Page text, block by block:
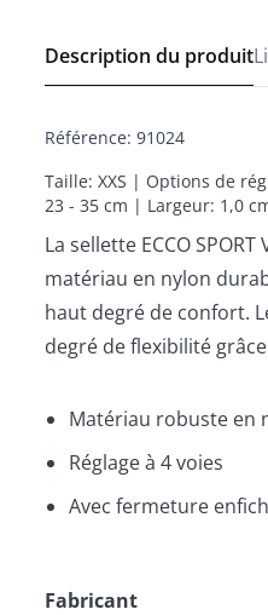
Description du produit
Référence: 91024
Taille: XXS | Options de
23 - 35 cm | Largeur: 1,0
La sellette ECCO
matériau en nylon
haut degré de confort.
degré de flexibilité
Matériau robuste en
Réglage à 4 voies
Avec fermeture
Fabricant